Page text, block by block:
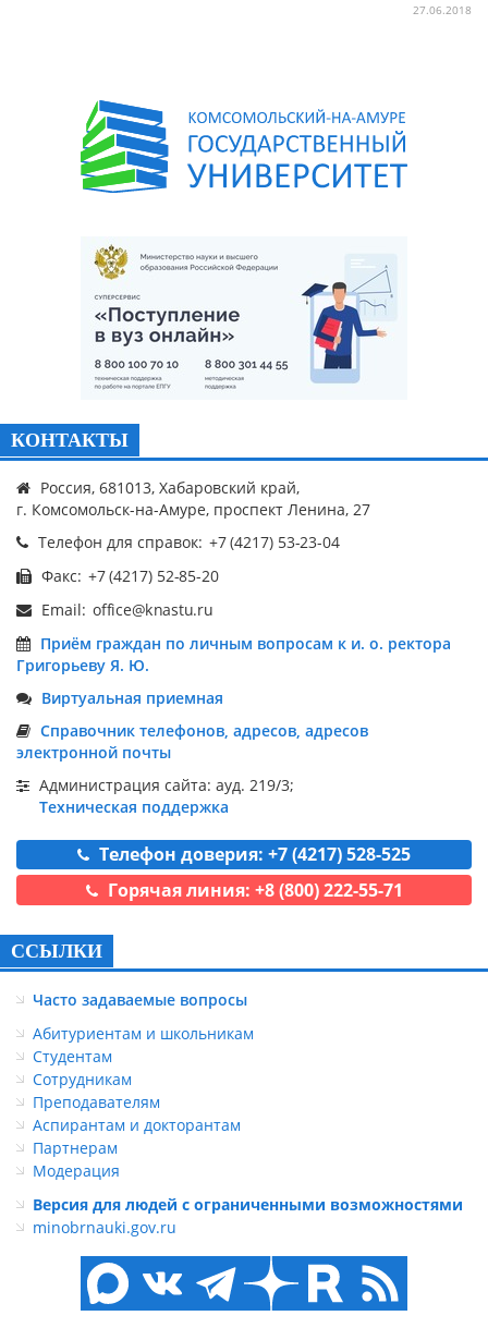
27.06.2018
КОНТАКТЫ
Россия, 681013, Хабаровский край,
г. Комсомольск-на-Амуре, проспект Ленина, 27
Телефон для справок:
Факс:
Email:
Приём граждан по личным вопросам к и. о. ректора
Григорьеву Я. Ю.
Виртуальная приемная
Справочник телефонов, адресов, адресов
электронной почты
Администрация сайта: ауд. 219/3;
Техническая поддержка
Телефон доверия: +7 (4217) 528-525
Горячая линия: +8 (800) 222-55-71
ССЫЛКИ
Часто задаваемые вопросы
Абитуриентам и школьникам
Студентам
Сотрудникам
Преподавателям
Аспирантам и докторантам
Партнерам
Модерация
Версия для людей с ограниченными возможностями
minobrnauki.gov.ru